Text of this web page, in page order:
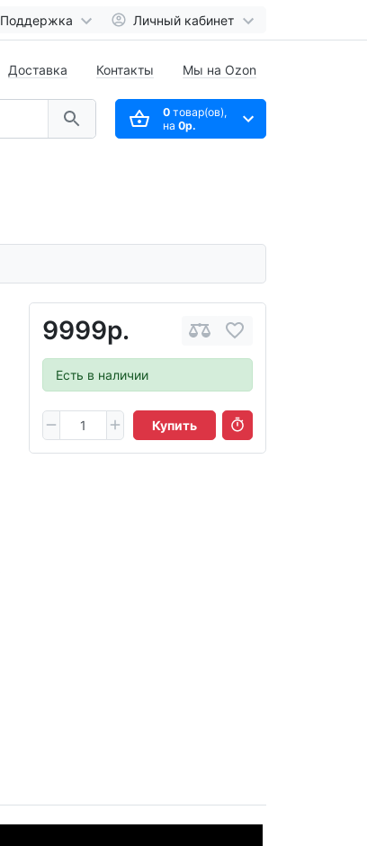
Поддержка Личный кабинет
Доставка Контакты Мы на Ozon
0товар(ов),
на 0р.
9999р.
Есть в наличии
Купить